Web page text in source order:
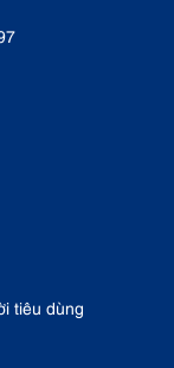
tiêu dùng